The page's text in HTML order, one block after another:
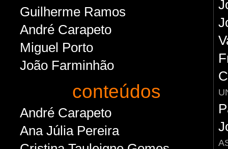
Guilherme Ramos
André Carapeto
Miguel Porto
João Farminhão
conteúdos
André Carapeto
Ana Júlia Pereira